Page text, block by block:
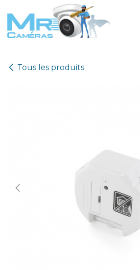
Se rendre au contenu
Tous les produits